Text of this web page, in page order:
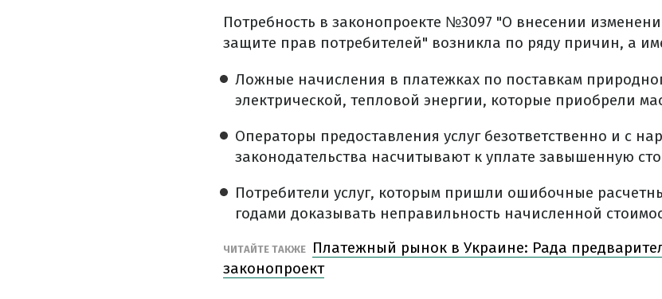
Потребность в законопроекте №3097 "О внесении
защите прав потребителей" возникла по ряду причин, а
Ложные начисления в платежках по поставкам
электрической, тепловой энергии, которые приобрели
Операторы предоставления услуг безответственно и с
законодательства насчитывают к уплате завышенную
Потребители услуг, которым пришли ошибочные
годами доказывать неправильность начисленной
ЧИТАЙТЕ ТАКЖЕ
Платежный рынок в Украине: Рада
законопроект